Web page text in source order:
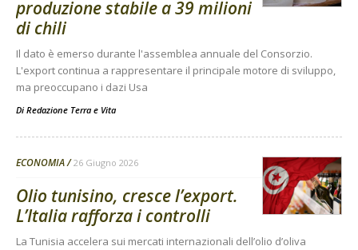
produzione stabile a 39 milioni
di chili
Il dato è emerso durante l'assemblea annuale del Consorzio.
L'export continua a rappresentare il principale motore di sviluppo,
ma preoccupano i dazi Usa
Di Redazione Terra e Vita
ECONOMIA 26 Giugno 2026
Olio tunisino, cresce l’export.
L’Italia rafforza i controlli
La Tunisia accelera sui mercati internazionali dell’olio d’oliva